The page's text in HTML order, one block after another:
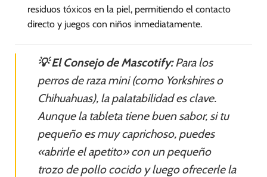
residuos tóxicos en la piel, permitiendo el contacto
directo y juegos con niños inmediatamente.
💡 El Consejo de Mascotify:Para los
perros de raza mini (como Yorkshires o
Chihuahuas), la palatabilidad es clave.
Aunque la tableta tiene buen sabor, si tu
pequeño es muy caprichoso, puedes
«abrirle el apetito» con un pequeño
trozo de pollo cocido y luego ofrecerle la